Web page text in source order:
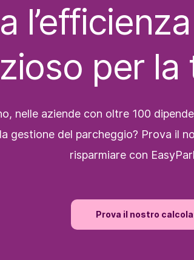
per la
nelle aziende con oltre 100
gestione del parcheggio? Prova il
risparmiare con
Prova il nostro